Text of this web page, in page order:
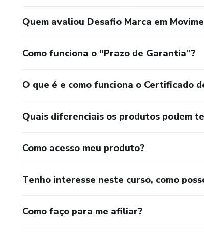
Quem avaliou Desafio Marca em
Como funciona o “Prazo de Garantia”?
O que é e como funciona o Certificado
Quais diferenciais os produtos podem
Como acesso meu produto?
Tenho interesse neste curso, como
Como faço para me afiliar?